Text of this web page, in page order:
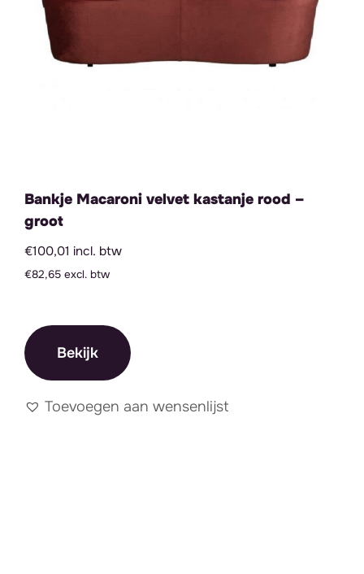
Bankje Macaroni velvet kastanje rood –
groot
€100,01 incl. btw
€82,65 excl. btw
Bekijk
Toevoegen aan wensenlijst